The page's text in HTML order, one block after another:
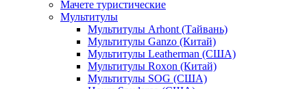
Мачете туристические
Мультитулы
Мультитулы Arhont (Тайвань)
Мультитулы Ganzo (Китай)
Мультитулы Leatherman (США)
Мультитулы Roxon (Китай)
Мультитулы SOG (США)